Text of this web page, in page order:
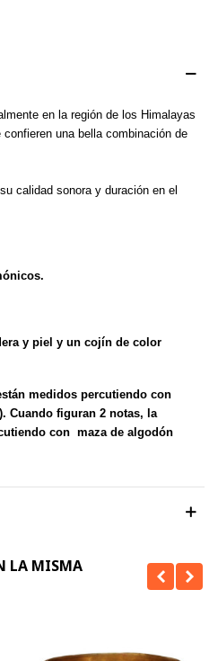
en la región de los Himalayas
una bella combinación de
calidad sonora y duración en el
y piel y un cojín de color
medidos percutiendo con
Cuando figuran 2 notas, la
con maza de algodón
LA MISMA